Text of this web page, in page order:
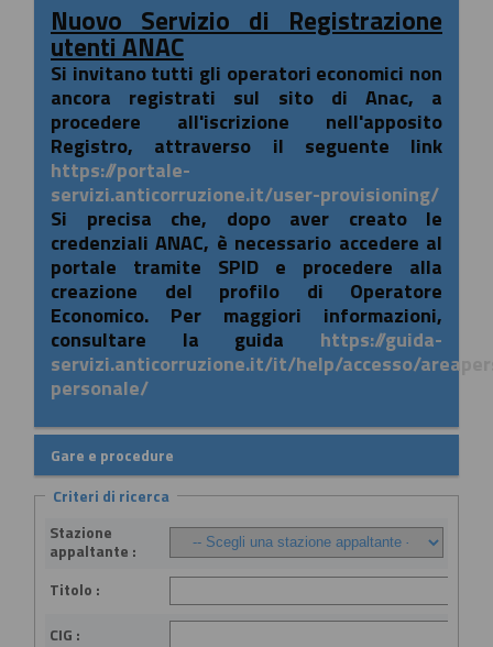
Nuovo Servizio di Registrazione
utenti ANAC
Si invitano tutti gli operatori economici non
ancora registrati sul sito di Anac, a
procedere all'iscrizione nell'apposito
Registro, attraverso il seguente link
https://portale-
servizi.anticorruzione.it/user-provisioning/
Si precisa che, dopo aver creato le
credenziali ANAC, è necessario accedere al
portale tramite SPID e procedere alla
creazione del profilo di Operatore
Economico. Per maggiori informazioni,
consultare la guida https://guida-
servizi.anticorruzione.it/it/help/accesso/
personale/
Gare e procedure
Criteri di ricerca
Stazione
appaltante :
Titolo :
CIG :